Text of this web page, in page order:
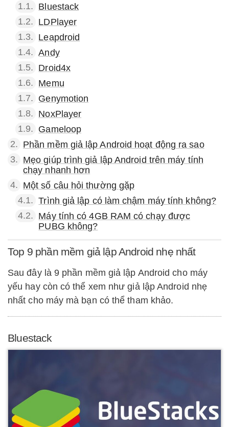
1.1. Bluestack
1.2. LDPlayer
1.3. Leapdroid
1.4. Andy
1.5. Droid4x
1.6. Memu
1.7. Genymotion
1.8. NoxPlayer
1.9. Gameloop
2. Phần mềm giả lập Android hoạt động ra sao
3. Mẹo giúp trình giả lập Android trên máy tính
chạy nhanh hơn
4. Một số câu hỏi thường gặp
4.1. Trình giả lập có làm chậm máy tính không?
4.2. Máy tính có 4GB RAM có chạy được
PUBG không?
Top 9 phần mềm giả lập Android nhẹ nhất
Sau đây là 9 phần mềm giả lập Android cho máy
yếu hay còn có thể xem như giả lập Android nhẹ
nhất cho máy mà bạn có thể tham khảo.
Bluestack